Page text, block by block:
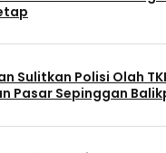
Sulitkan Polisi Olah
Pasar Sepinggan